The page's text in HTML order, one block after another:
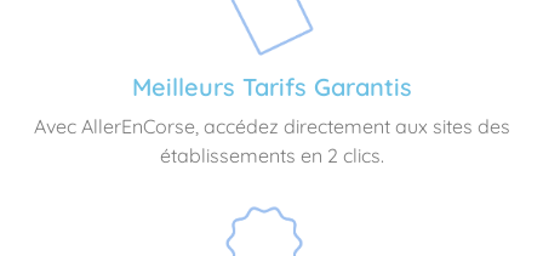
Meilleurs Tarifs Garantis
Avec AllerEnCorse, accédez directement aux sites des
établissements en 2 clics.